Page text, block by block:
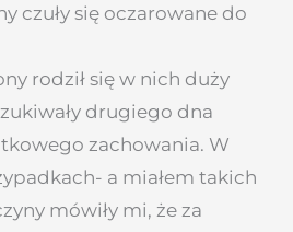
czuły się oczarowane do
rodził się w nich duży
drugiego dna
zachowania. W
a miałem takich
mówiły mi, że za